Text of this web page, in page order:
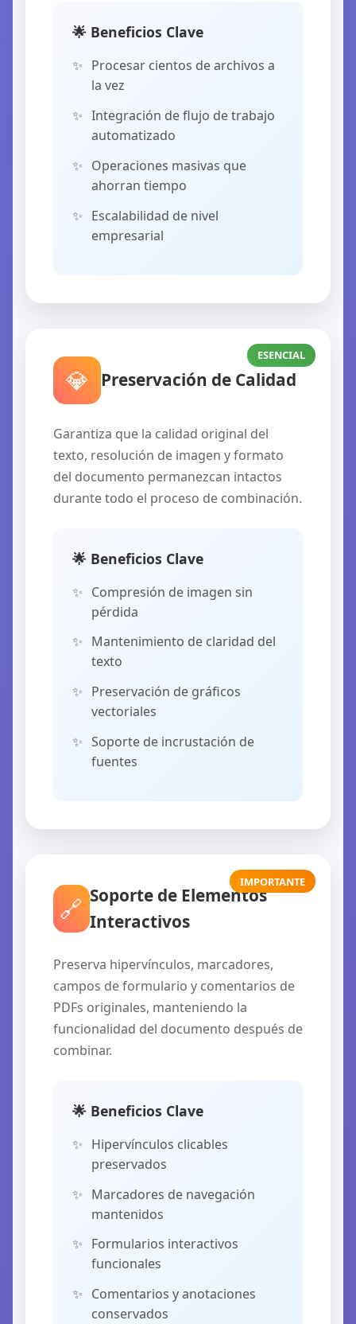
🌟 Beneficios Clave
Procesar cientos de archivos a
la vez
Integración de flujo de trabajo
automatizado
Operaciones masivas que
ahorran tiempo
Escalabilidad de nivel
empresarial
ESENCIAL
💎 Preservación de Calidad
Garantiza que la calidad original del
texto, resolución de imagen y formato
del documento permanezcan intactos
durante todo el proceso de combinación.
🌟 Beneficios Clave
Compresión de imagen sin
pérdida
Mantenimiento de claridad del
texto
Preservación de gráficos
vectoriales
Soporte de incrustación de
fuentes
IMPORTANTE
🔗 Soporte de Elementos
Interactivos
Preserva hipervínculos, marcadores,
campos de formulario y comentarios de
PDFs originales, manteniendo la
funcionalidad del documento después de
combinar.
🌟 Beneficios Clave
Hipervínculos clicables
preservados
Marcadores de navegación
mantenidos
Formularios interactivos
funcionales
Comentarios y anotaciones
conservados